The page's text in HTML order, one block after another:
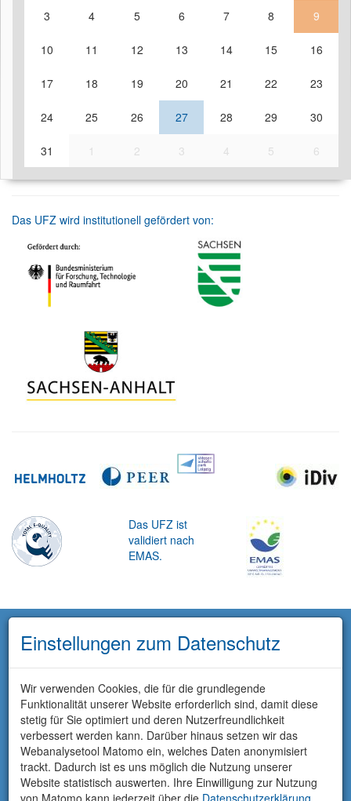
3 4 5 6 7 8 9
10 11 12 13 14 15 16
17 18 19 20 21 22 23
24 25 26 27 28 29 30
31 1 2 3 4 5 6
Das UFZ wird institutionell gefördert von:
Das UFZ ist
validiert nach
EMAS.
Einstellungen zum Datenschutz
Wir verwenden Cookies, die für die grundlegende
Funktionalität unserer Website erforderlich sind, damit diese
stetig für Sie optimiert und deren Nutzerfreundlichkeit
verbessert werden kann. Darüber hinaus setzen wir das
Webanalysetool Matomo ein, welches Daten anonymisiert
trackt. Dadurch ist es uns möglich die Nutzung unserer
Website statistisch auswerten. Ihre Einwilligung zur Nutzung